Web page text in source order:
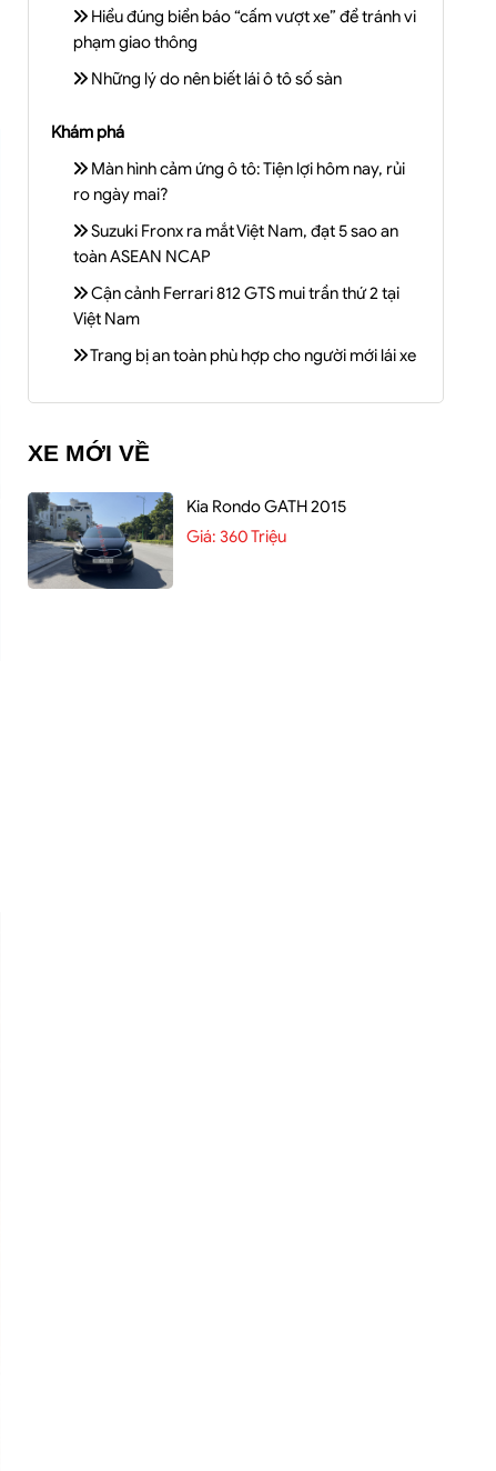
Hiểu đúng biển báo “cấm vượt xe” để tránh vi
phạm giao thông
Những lý do nên biết lái ô tô số sàn
Khám phá
Màn hình cảm ứng ô tô: Tiện lợi hôm nay, rủi
ro ngày mai?
Suzuki Fronx ra mắt Việt Nam, đạt 5 sao an
toàn ASEAN NCAP
Cận cảnh Ferrari 812 GTS mui trần thứ 2 tại
Việt Nam
Trang bị an toàn phù hợp cho người mới lái xe
XE MỚI VỀ
Kia Rondo GATH 2015
Giá: 360 Triệu